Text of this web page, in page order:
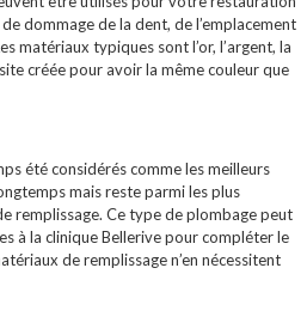
dommage de la dent, de l’emplacement
matériaux typiques sont l’or, l’argent, la
créée pour avoir la même couleur que
été considérés comme les meilleurs
mais reste parmi les plus
remplissage. Ce type de plombage peut
à la clinique Bellerive pour compléter le
de remplissage n’en nécessitent